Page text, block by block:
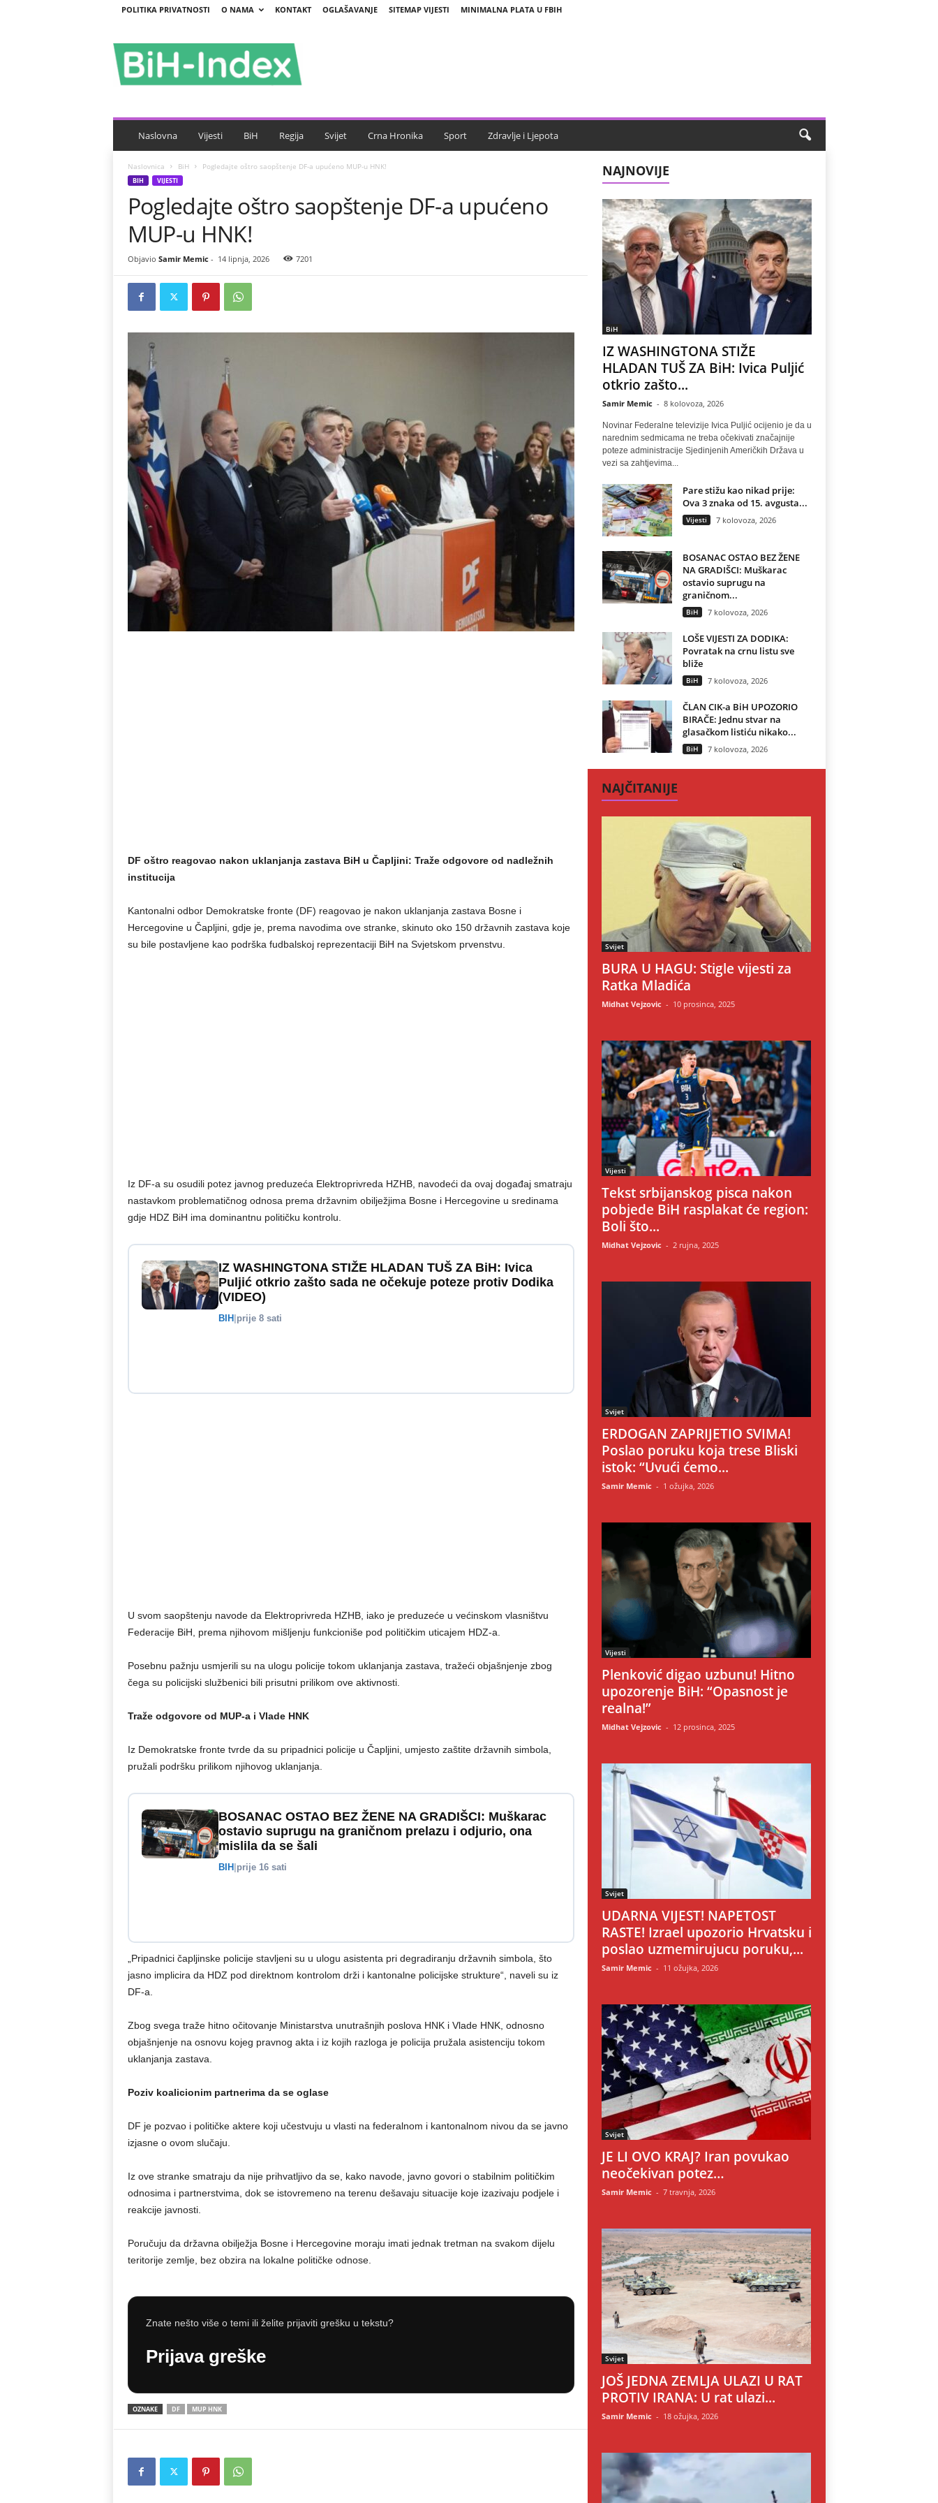
POLITIKA PRIVATNOSTI O NAMA KONTAKT OGLAŠAVANJE SITEMAP VIJESTI MINIMALNA PLATA U FBIH
i
H
d
x
Naslovna Vijesti BiH Regija Svijet Crna Hronika Sport Zdravlje i Ljepota
Naslovnica BiH Pogledajte oštro saopštenje DF-a upućeno MUP-u HNK!
BIH VIJESTI
Pogledajte oštro saopštenje DF-a upućeno
MUP-u HNK!
Objavio Samir Memic- 14 lipnja, 2026 7201
DF oštro reagovao nakon uklanjanja zastava BiH u Čapljini: Traže odgovore od nadležnih
institucija
Kantonalni odbor Demokratske fronte (DF) reagovao je nakon uklanjanja zastava Bosne i
Hercegovine u Čapljini, gdje je, prema navodima ove stranke, skinuto oko 150 državnih zastava koje
su bile postavljene kao podrška fudbalskoj reprezentaciji BiH na Svjetskom prvenstvu.
Iz DF-a su osudili potez javnog preduzeća Elektroprivreda HZHB, navodeći da ovaj događaj smatraju
nastavkom problematičnog odnosa prema državnim obilježjima Bosne i Hercegovine u sredinama
gdje HDZ BiH ima dominantnu političku kontrolu.
IZ WASHINGTONA STIŽE HLADAN TUŠ ZA BiH: Ivica
Puljić otkrio zašto sada ne očekuje poteze protiv Dodika
(VIDEO)
BIH prije 8 sati
U svom saopštenju navode da Elektroprivreda HZHB, iako je preduzeće u većinskom vlasništvu
Federacije BiH, prema njihovom mišljenju funkcioniše pod političkim uticajem HDZ-a.
Posebnu pažnju usmjerili su na ulogu policije tokom uklanjanja zastava, tražeći objašnjenje zbog
čega su policijski službenici bili prisutni prilikom ove aktivnosti.
Traže odgovore od MUP-a i Vlade HNK
Iz Demokratske fronte tvrde da su pripadnici policije u Čapljini, umjesto zaštite državnih simbola,
pružali podršku prilikom njihovog uklanjanja.
BOSANAC OSTAO BEZ ŽENE NA GRADIŠCI: Muškarac
ostavio suprugu na graničnom prelazu i odjurio, ona
mislila da se šali
BIH prije 16 sati
„Pripadnici čapljinske policije stavljeni su u ulogu asistenta pri degradiranju državnih simbola, što
jasno implicira da HDZ pod direktnom kontrolom drži i kantonalne policijske strukture“, naveli su iz
DF-a.
Zbog svega traže hitno očitovanje Ministarstva unutrašnjih poslova HNK i Vlade HNK, odnosno
objašnjenje na osnovu kojeg pravnog akta i iz kojih razloga je policija pružala asistenciju tokom
uklanjanja zastava.
Poziv koalicionim partnerima da se oglase
DF je pozvao i političke aktere koji učestvuju u vlasti na federalnom i kantonalnom nivou da se javno
izjasne o ovom slučaju.
Iz ove stranke smatraju da nije prihvatljivo da se, kako navode, javno govori o stabilnim političkim
odnosima i partnerstvima, dok se istovremeno na terenu dešavaju situacije koje izazivaju podjele i
reakcije javnosti.
Poručuju da državna obilježja Bosne i Hercegovine moraju imati jednak tretman na svakom dijelu
teritorije zemlje, bez obzira na lokalne političke odnose.
Znate nešto više o temi ili želite prijaviti grešku u tekstu?
Prijava greške
OZNAKE DF MUP HNK
NAJNOVIJE
BiH
IZ WASHINGTONA STIŽE
HLADAN TUŠ ZA BiH: Ivica Puljić
otkrio zašto...
Samir Memic - 8 kolovoza, 2026
Novinar Federalne televizije Ivica Puljić ocijenio je da u
narednim sedmicama ne treba očekivati značajnije
poteze administracije Sjedinjenih Američkih Država u
vezi sa zahtjevima...
Pare stižu kao nikad prije:
Ova 3 znaka od 15. avgusta...
Vijesti 7 kolovoza, 2026
BOSANAC OSTAO BEZ ŽENE
NA GRADIŠCI: Muškarac
ostavio suprugu na
graničnom...
BiH 7 kolovoza, 2026
LOŠE VIJESTI ZA DODIKA:
Povratak na crnu listu sve
bliže
BiH 7 kolovoza, 2026
ČLAN CIK-a BiH UPOZORIO
BIRAČE: Jednu stvar na
glasačkom listiću nikako...
BiH 7 kolovoza, 2026
NAJČITANIJE
Svijet
BURA U HAGU: Stigle vijesti za
Ratka Mladića
Midhat Vejzovic - 10 prosinca, 2025
Vijesti
Tekst srbijanskog pisca nakon
pobjede BiH rasplakat će region:
Boli što...
Midhat Vejzovic - 2 rujna, 2025
Svijet
ERDOGAN ZAPRIJETIO SVIMA!
Poslao poruku koja trese Bliski
istok: “Uvući ćemo...
Samir Memic - 1 ožujka, 2026
Vijesti
Plenković digao uzbunu! Hitno
upozorenje BiH: “Opasnost je
realna!”
Midhat Vejzovic - 12 prosinca, 2025
Svijet
UDARNA VIJEST! NAPETOST
RASTE! Izrael upozorio Hrvatsku i
poslao uzmemirujucu poruku,...
Samir Memic - 11 ožujka, 2026
Svijet
JE LI OVO KRAJ? Iran povukao
neočekivan potez…
Samir Memic - 7 travnja, 2026
Svijet
JOŠ JEDNA ZEMLJA ULAZI U RAT
PROTIV IRANA: U rat ulazi...
Samir Memic - 18 ožujka, 2026